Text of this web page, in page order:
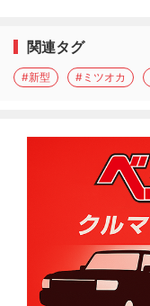
関連タグ
#新型 #ミツオカ